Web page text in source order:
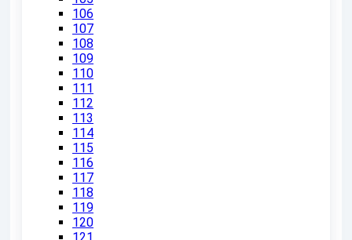
106
107
108
109
110
111
112
113
114
115
116
117
118
119
120